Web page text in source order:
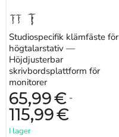
Studiospecifik klämfäste för
högtalarstativ —
Höjdjusterbar
skrivbordsplattform för
monitorer
65,99€ -
115,99€
I lager